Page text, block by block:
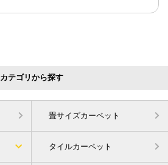
カテゴリから探す
畳サイズカーペット
タイルカーペット